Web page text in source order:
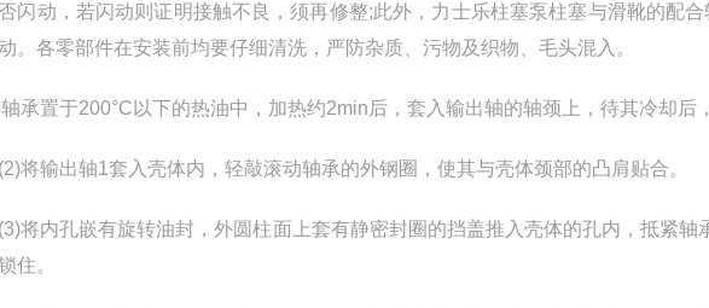
闪动，若闪动则证明接触不良，须再修整;此外，力士乐柱塞泵柱塞与滑靴的配
。各零部件在安装前均要仔细清洗，严防杂质、污物及织物、毛头混入。
承置于200°C以下的热油中，加热约2min后，套入输出轴的轴颈上，待其冷却后
出轴1套入壳体内，轻敲滚动轴承的外钢圈，使其与壳体颈部的凸肩贴合。
孔嵌有旋转油封，外圆柱面上套有静密封圈的挡盖推入壳体的孔内，抵紧轴
住。